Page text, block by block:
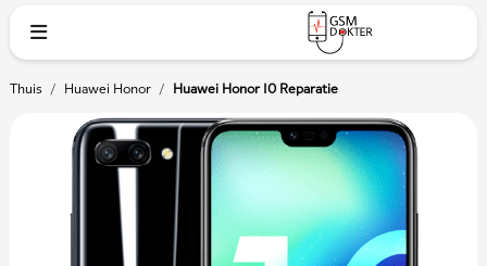
Thuis / Huawei Honor / Huawei Honor 10 Reparatie